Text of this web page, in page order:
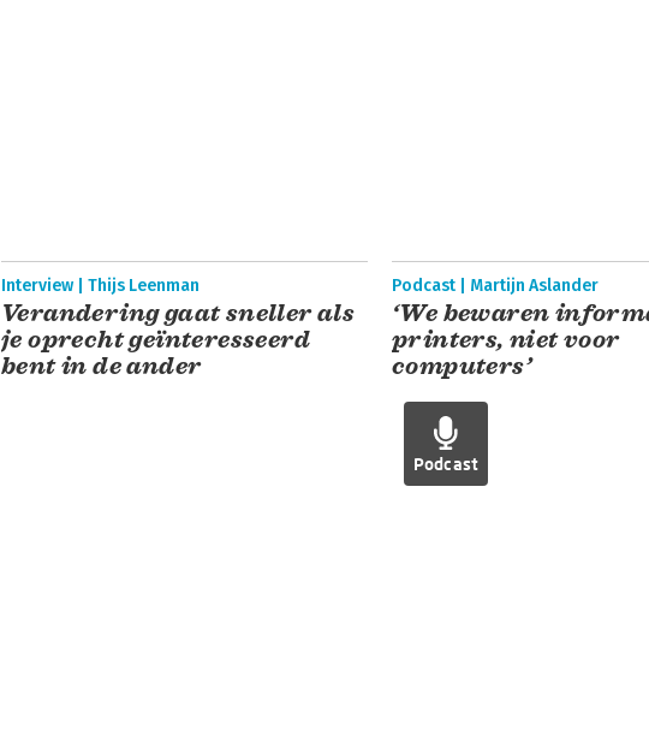
Interview | Thijs Leenman
Verandering gaat sneller als
je oprecht geïnteresseerd
bent in de ander
Podcast | Martijn Aslander
‘We bewaren
printers, niet voor
computers’
Podcast